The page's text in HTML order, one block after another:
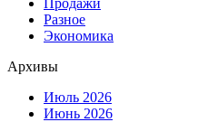
Продажи
Разное
Экономика
Архивы
Июль 2026
Июнь 2026